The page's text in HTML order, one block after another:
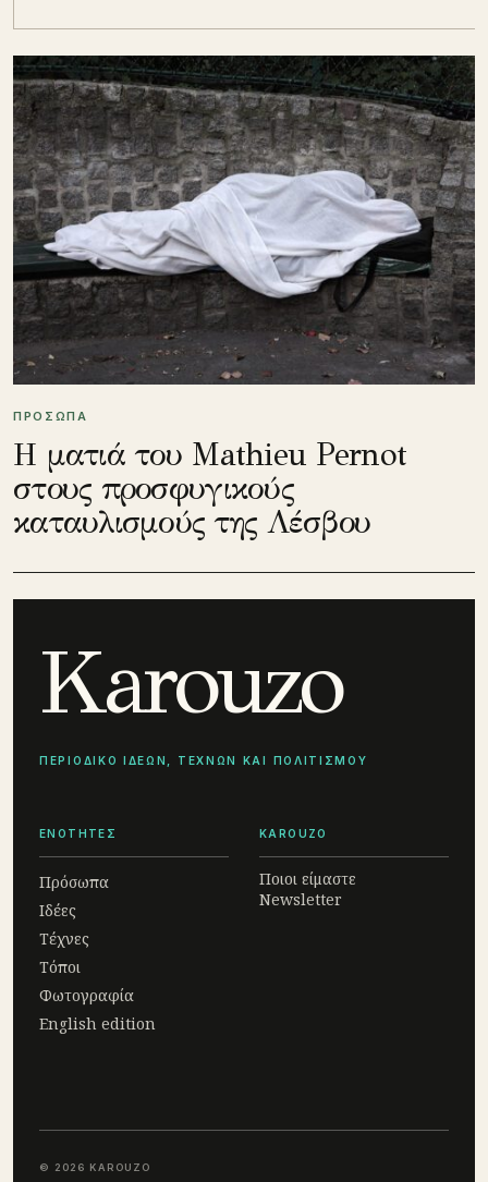
ΠΡΟΣΩΠΑ
Η ματιά του Mathieu Pernot
στους προσφυγικούς
καταυλισμούς της Λέσβου
Karouzo
ΠΕΡΙΟΔΙΚΟ ΙΔΕΩΝ, ΤΕΧΝΩΝ ΚΑΙ ΠΟΛΙΤΙΣΜΟΥ
ΕΝΟΤΗΤΕΣ
Πρόσωπα
Ιδέες
Τέχνες
Τόποι
Φωτογραφία
English edition
KAROUZO
Ποιοι είμαστε
Newsletter
© 2026 KAROUZO